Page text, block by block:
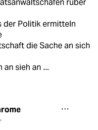
rüber
der Politik ermitteln
die Sache an sich
an sieh an ...